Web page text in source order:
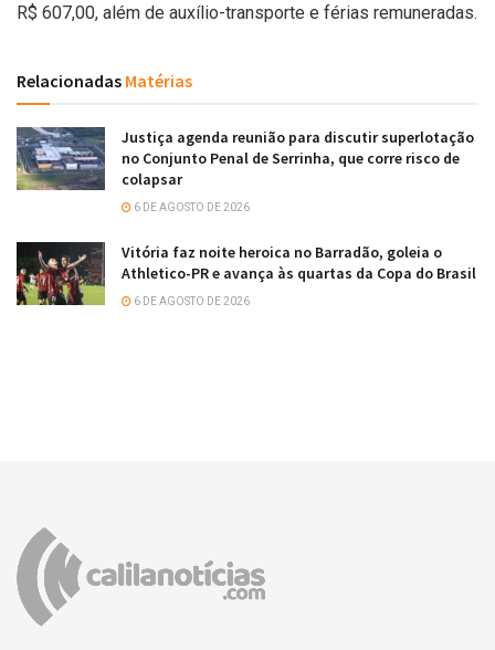
R$ 607,00, além de auxílio-transporte e férias remuneradas.
Relacionadas Matérias
Justiça agenda reunião para discutir superlotação
no Conjunto Penal de Serrinha, que corre risco de
colapsar
6 DE AGOSTO DE 2026
Vitória faz noite heroica no Barradão, goleia o
Athletico-PR e avança às quartas da Copa do Brasil
6 DE AGOSTO DE 2026